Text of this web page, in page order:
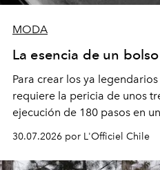
MODA
La esencia de un bolso
Para crear los ya
requiere la pericia de unos
ejecución de 180 pasos en
semanas. Los expertos
que se enseña solamente
los Ateliers de Verneuil.
30.07.2026 por L'Officiel Chile